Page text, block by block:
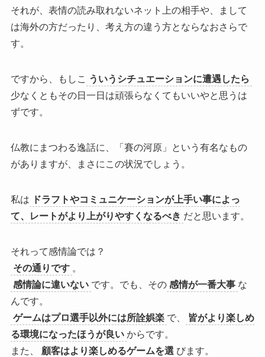
それが、表情の読み取れないネット上の相手や、まして
は海外の方だったり、考え方の違う方とならなおさらで
す。
ですから、もしこ ういうシチュエーションに遭遇したら
少なくともその日一日は頑張らなくてもいいやと思うは
ずです。
仏教にまつわる逸話に、「賽の河原」という有名なもの
がありますが、まさにこの状況でしょう。
私は
ドラフトやコミュニケーションが上手い事によっ
て、レートがより上がりやすくなるべき だと思います。
それって感情論では？
その通りです 。
感情論に違いない です。でも、その 感情が一番大事 な
んです。
ゲームはプロ選手以外には所詮娯楽 で、
皆がより楽しめ
る環境になったほうが良い からです。
また、
顧客はより楽しめるゲームを選 びます。